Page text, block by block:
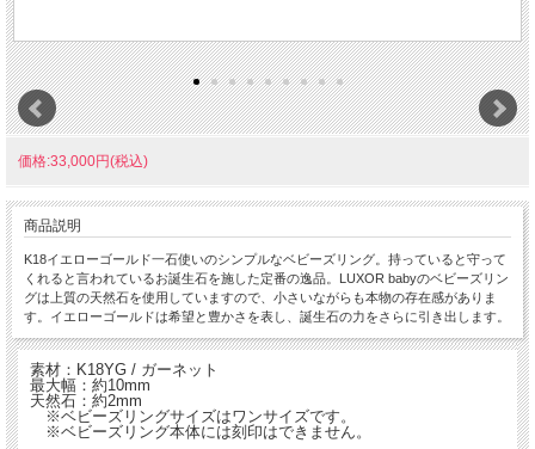
価格:33,000円(税込)
商品説明
K18イエローゴールド一石使いのシンプルなベビーズリング。持っていると守って
くれると言われているお誕生石を施した定番の逸品。LUXOR babyのベビーズリン
グは上質の天然石を使用していますので、小さいながらも本物の存在感がありま
す。イエローゴールドは希望と豊かさを表し、誕生石の力をさらに引き出します。
素材：K18YG / ガーネット
最大幅：約10mm
天然石：約2mm
※ベビーズリングサイズはワンサイズです。
※ベビーズリング本体には刻印はできません。